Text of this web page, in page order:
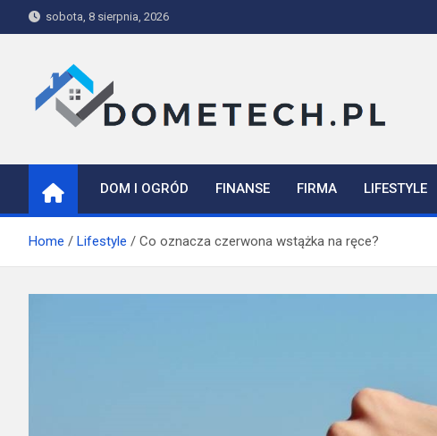
to
sobota, 8 sierpnia, 2026
Dometech
DOM I OGRÓD FINANSE FIRMA LIFESTYLE
Home Lifestyle Co oznacza czerwona wstążka na ręce?